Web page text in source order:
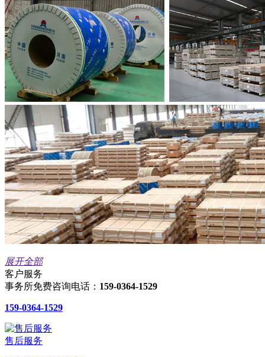
展开全部
客户服务
事务所免费咨询电话： 159-0364-1529
159-0364-1529
售后服务